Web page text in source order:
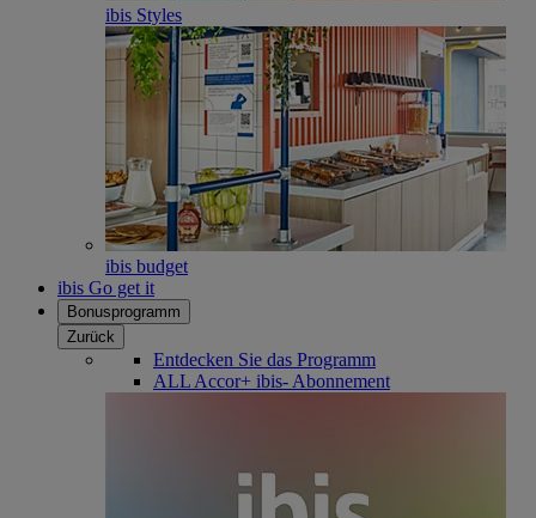
ibis Styles
ibis budget
ibis Go get it
Bonusprogramm
Zurück
Entdecken Sie das Programm
ALL Accor+ ibis- Abonnement